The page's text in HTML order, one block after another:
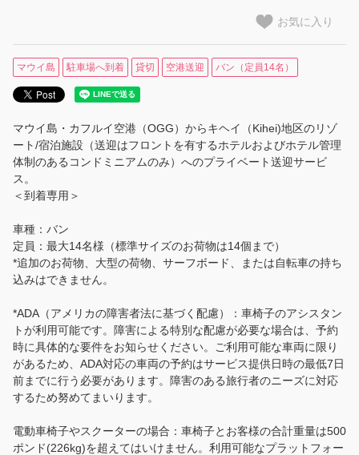
【カウアイ島】空港送迎
観光・ツアー
観光・ツアー・アクティビティ
ハナウマ湾ツアー（シャトル＋入場券）
家族旅行におすすめ
ご案内
会社案内
トラベル・エージェントの皆様へ
ホノルル空港ご到着時のご案内
お気に入り
マウイ島 駐車場へ到着 貸切 空港送迎 バン（定員14名）
マウイ島・カフルイ空港（OGG）からキヘイ（Kihei)地区のリゾ
ート/宿泊施設（送迎はフロントを有するホテルおよびホテル管理
体制のあるコンドミニアムのみ）へのプライベート送迎サービ
ス。
＜到着専用＞
車種：バン
定員：最大14名様（標準サイズのお荷物は14個まで）
*追加のお荷物、大型の荷物、サーフボード、または自転車の持ち
込みはできません。
*ADA（アメリカの障害者法に基づく配慮）：車椅子のアシスタン
トが利用可能です。障害による特別な配慮が必要な場合は、予約
時に具体的な要件をお知らせください。ご利用可能な車両に限り
があるため、ADA対応の車両の予約はサービス提供日時の最低7日
前までに行う必要があります。障害のある旅行者のニーズに対応
するため努めてまいります。
電動車椅子やスクーターの場合：車椅子とお客様の合計重量は500
ポンド(226kg)を超えてはいけません。利用可能なプラットフォー